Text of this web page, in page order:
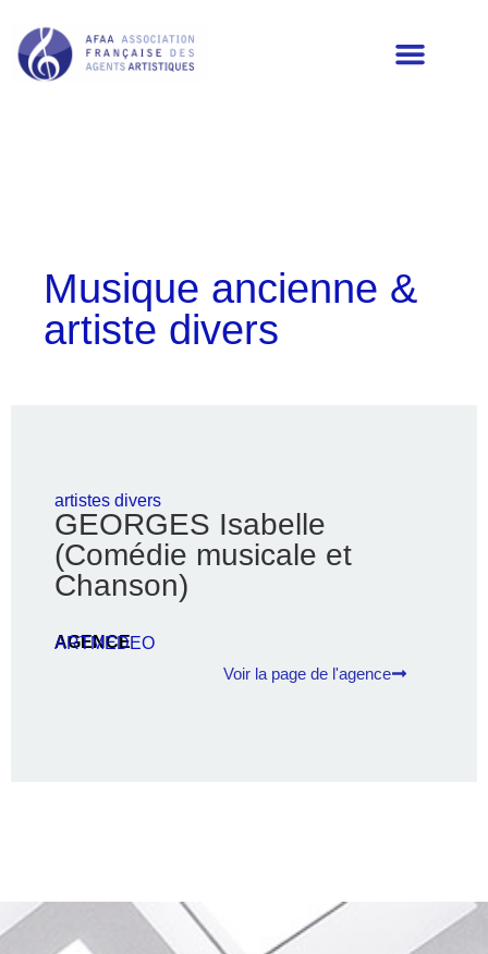
Musique ancienne &
artiste divers
artistes divers
GEORGES Isabelle
(Comédie musicale et
Chanson)
AGENCE
ARTMEDEO
Voir la page de l'agence